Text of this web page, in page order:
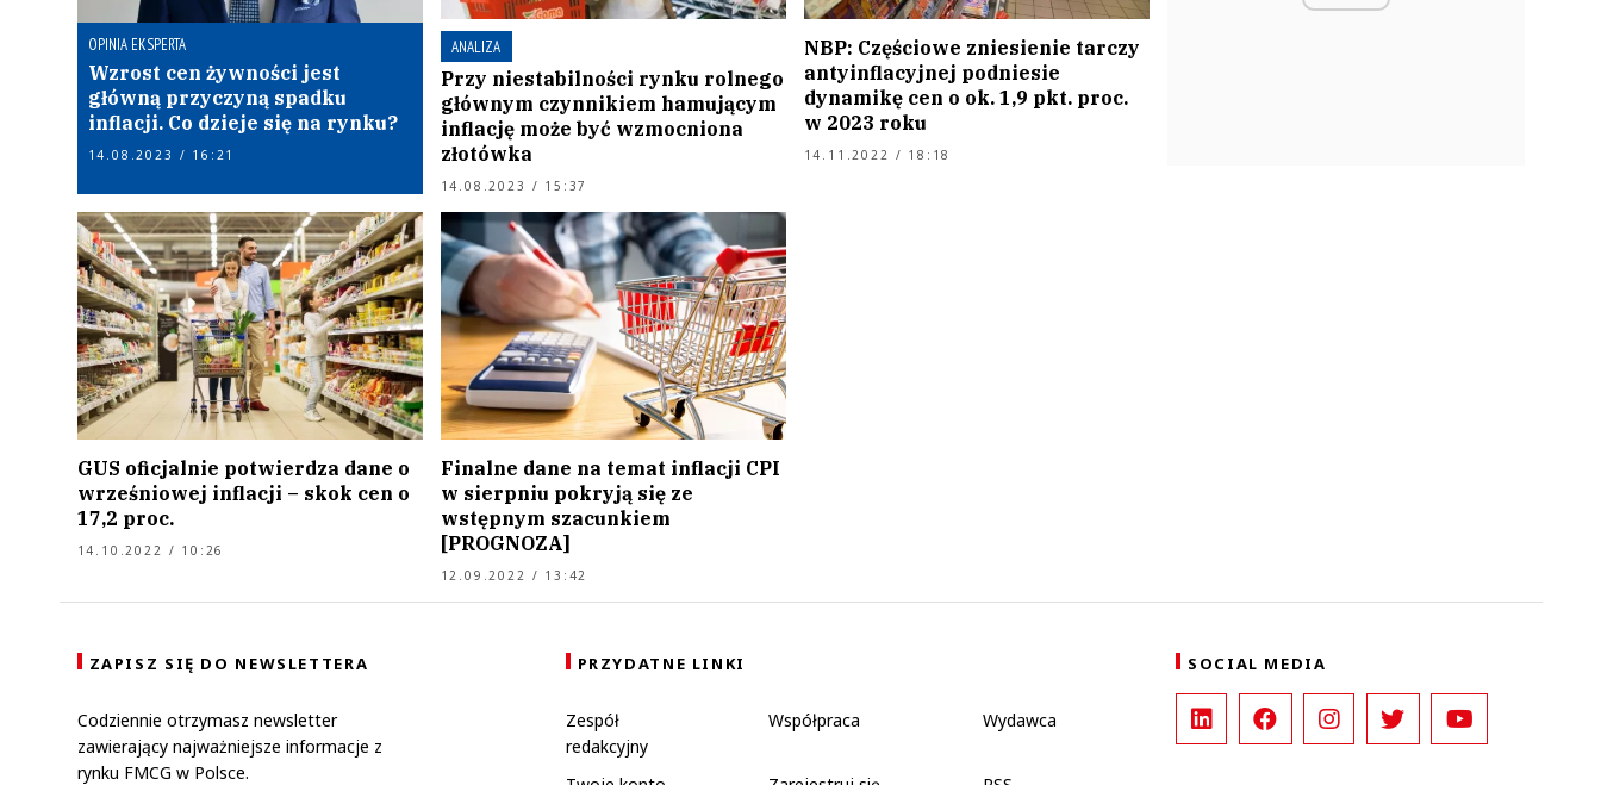
OPINIA EKSPERTA
Wzrost cen żywności jest
główną przyczyną spadku
inflacji. Co dzieje się na rynku?
14.08.2023 / 16:21
ANALIZA
Przy niestabilności rynku rolnego
głównym czynnikiem hamującym
inflację może być wzmocniona
złotówka
14.08.2023 / 15:37
NBP: Częściowe zniesienie tarczy
antyinflacyjnej podniesie
dynamikę cen o ok. 1,9 pkt. proc.
w 2023 roku
14.11.2022 / 18:18
GUS oficjalnie potwierdza dane o
wrześniowej inflacji – skok cen o
17,2 proc.
14.10.2022 / 10:26
Finalne dane na temat inflacji CPI
w sierpniu pokryją się ze
wstępnym szacunkiem
[PROGNOZA]
12.09.2022 / 13:42
ZAPISZ SIĘ DO NEWSLETTERA
Codziennie otrzymasz newsletter
zawierający najważniejsze informacje z
rynku FMCG w Polsce.
PRZYDATNE LINKI
Zespół
redakcyjny
Współpraca Wydawca
SOCIAL MEDIA